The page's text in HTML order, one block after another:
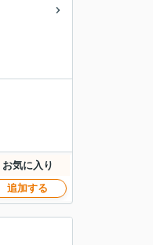
お気に入り
追加する